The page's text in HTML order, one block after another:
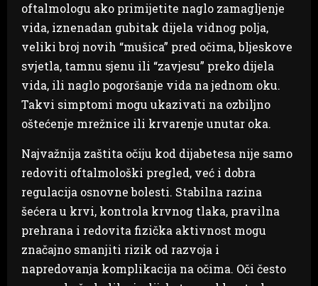
oftalmologu ako primijetite naglo zamagljenje
vida, iznenadan gubitak dijela vidnog polja,
veliki broj novih “mušica” pred očima, bljeskove
svjetla, tamnu sjenu ili “zavjesu” preko dijela
vida, ili naglo pogoršanje vida na jednom oku.
Takvi simptomi mogu ukazivati na ozbiljno
oštećenje mrežnice ili krvarenje unutar oka.
Najvažnija zaštita očiju kod dijabetesa nije samo
redoviti oftalmološki pregled, već i dobra
regulacija osnovne bolesti. Stabilna razina
šećera u krvi, kontrola krvnog tlaka, pravilna
prehrana i redovita fizička aktivnost mogu
značajno smanjiti rizik od razvoja i
napredovanja komplikacija na očima. Oči često